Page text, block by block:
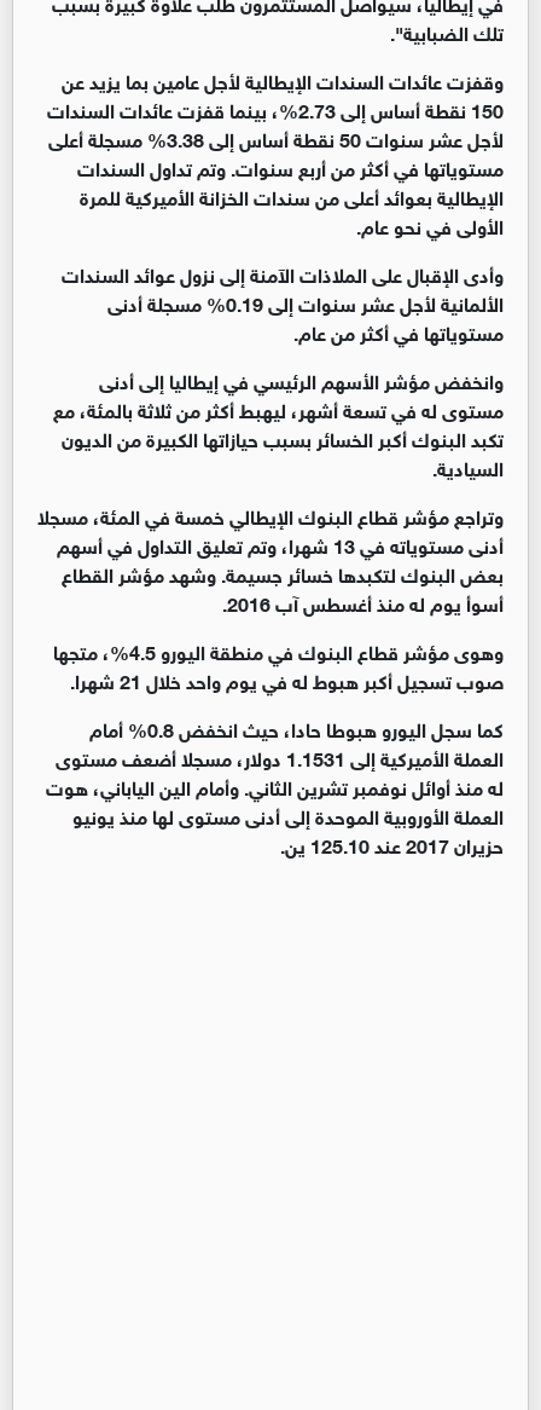
تلك الضبابية".
وقفزت عائدات السندات الإيطالية لأجل عامين بما يزيد عن
150 نقطة أساس إلى 2.73%، بينما قفزت عائدات السندات
لأجل عشر سنوات 50 نقطة أساس إلى 3.38% مسجلة أعلى
مستوياتها في أكثر من أربع سنوات. وتم تداول السندات
الإيطالية بعوائد أعلى من سندات الخزانة الأميركية للمرة
الأولى في نحو عام.
وأدى الإقبال على الملاذات الآمنة إلى نزول عوائد السندات
الألمانية لأجل عشر سنوات إلى 0.19% مسجلة أدنى
مستوياتها في أكثر من عام.
وانخفض مؤشر الأسهم الرئيسي في إيطاليا إلى أدنى
مستوى له في تسعة أشهر، ليهبط أكثر من ثلاثة بالمئة، مع
تكبد البنوك أكبر الخسائر بسبب حيازاتها الكبيرة من الديون
السيادية.
وتراجع مؤشر قطاع البنوك الإيطالي خمسة في المئة، مسجلا
أدنى مستوياته في 13 شهرا، وتم تعليق التداول في أسهم
بعض البنوك لتكبدها خسائر جسيمة. وشهد مؤشر القطاع
أسوأ يوم له منذ أغسطس آب 2016.
وهوى مؤشر قطاع البنوك في منطقة اليورو 4.5%، متجها
صوب تسجيل أكبر هبوط له في يوم واحد خلال 21 شهرا.
كما سجل اليورو هبوطا حادا، حيث انخفض 0.8% أمام
العملة الأميركية إلى 1.1531 دولار، مسجلا أضعف مستوى
له منذ أوائل نوفمبر تشرين الثاني. وأمام الين الياباني، هوت
العملة الأوروبية الموحدة إلى أدنى مستوى لها منذ يونيو
حزيران 2017 عند 125.10 ين.